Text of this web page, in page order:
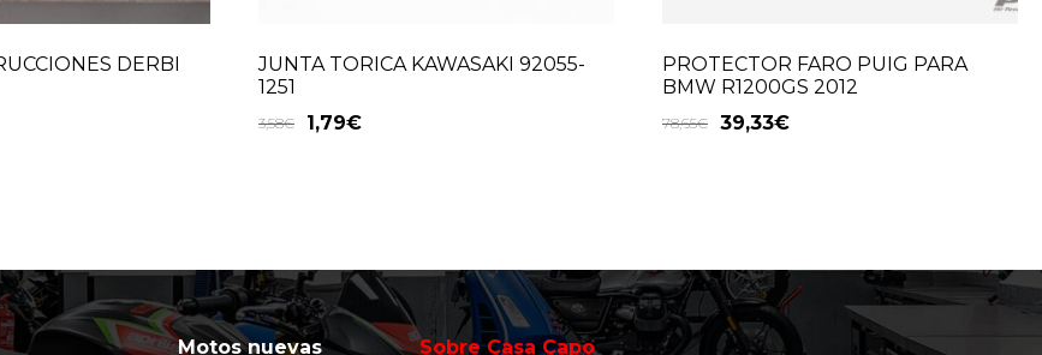
DERBI
JUNTA TORICA KAWASAKI 92055-
1251
3,58€ 1,79€
PROTECTOR FARO PUIG PARA
BMW R1200GS 2012
78,65€ 39,33€
Motos nuevas Sobre Casa Capo